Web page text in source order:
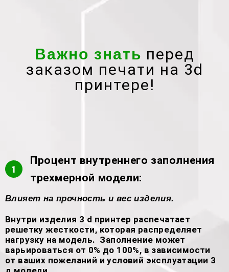
Важно знать перед
заказом печати на 3d
принтере!
1
Процент внутреннего заполнения
трехмерной модели:
Влияет на прочность и вес изделия.
Внутри изделия 3 d принтер распечатает
решетку жесткости, которая распределяет
нагрузку на модель. Заполнение может
варьироваться от 0% до 100%, в зависимости
от ваших пожеланий и условий эксплуатации 3